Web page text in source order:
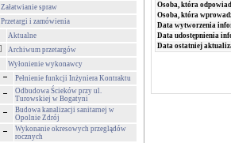
Załatwianie spraw
Przetargi i zamówienia
Aktualne
Archiwum przetargów
Wyłonienie wykonawcy
Pełnienie funkcji Inżyniera Kontraktu
Odbudowa Ścieków przy ul.
Turowskiej w Bogatyni
Budowa kanalizacji sanitarnej w
Opolnie Zdrój
Wykonanie okresowych przeglądów
rocznych
Osoba, która
Osoba, która
Data wytworzenia
Data udostępnienia
Data ostatniej